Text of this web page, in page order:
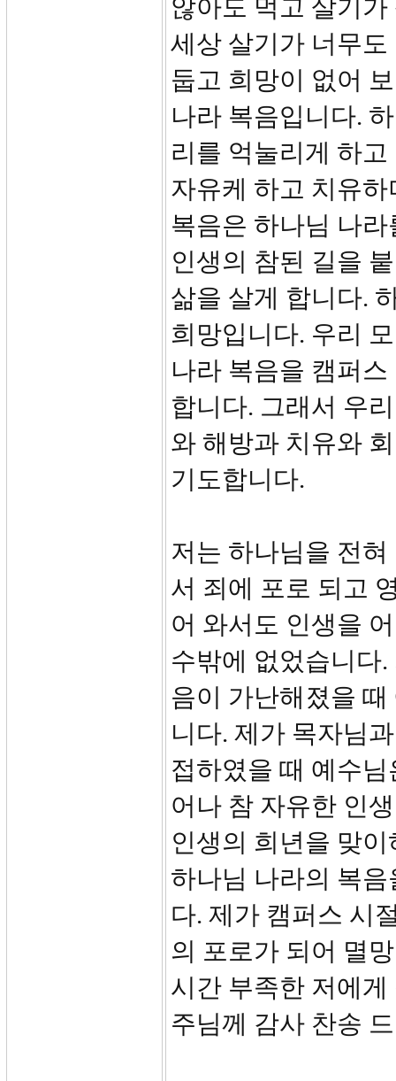
않아도 먹고 살기
세상 살기가 너무
둡고 희망이 없어
나라 복음입니다.
리를 억눌리게 하
자유케 하고 치유
복음은 하나님 나
인생의 참된 길을
삶을 살게 합니다.
희망입니다. 우리
나라 복음을 캠퍼
합니다. 그래서 우
와 해방과 치유와
기도합니다.
저는 하나님을 전
서 죄에 포로 되고
어 와서도 인생을
수밖에 없었습니다
음이 가난해졌을
니다. 제가 목자님
접하였을 때 예수
어나 참 자유한 인
인생의 희년을 맞
하나님 나라의 복
다. 제가 캠퍼스 시
의 포로가 되어 멸
시간 부족한 저에
주님께 감사 찬송